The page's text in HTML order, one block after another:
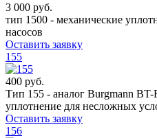
3 000 руб.
тип 1500 - механические
насосов
Оставить заявку
155
400 руб.
Тип 155 - аналог Burgmann
уплотнение для несложных
Оставить заявку
156